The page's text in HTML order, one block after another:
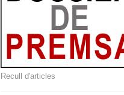
Recull d'articles